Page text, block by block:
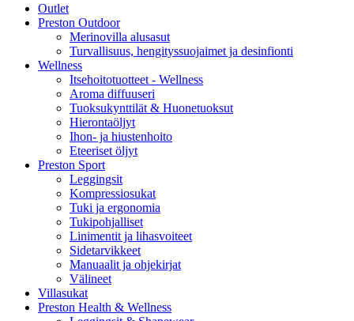
Outlet
Preston Outdoor
Merinovilla alusasut
Turvallisuus, hengityssuojaimet ja desinfionti
Wellness
Itsehoitotuotteet - Wellness
Aroma diffuuseri
Tuoksukynttilät & Huonetuoksut
Hierontaöljyt
Ihon- ja hiustenhoito
Eteeriset öljyt
Preston Sport
Leggingsit
Kompressiosukat
Tuki ja ergonomia
Tukipohjalliset
Linimentit ja lihasvoiteet
Sidetarvikkeet
Manuaalit ja ohjekirjat
Välineet
Villasukat
Preston Health & Wellness